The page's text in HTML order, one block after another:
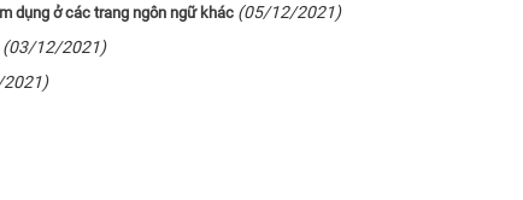
dụng ở các trang ngôn ngữ khác (05/12/2021)
(03/12/2021)